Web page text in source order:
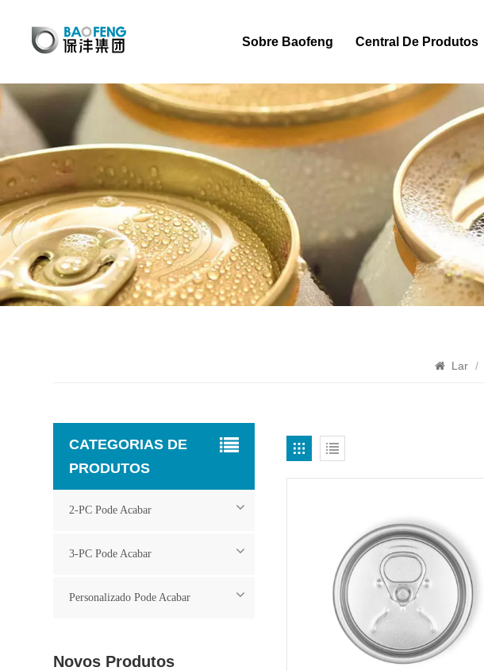
Sobre Baofeng Central De Produtos
Lar /
CATEGORIAS DE
PRODUTOS
2-PC Pode Acabar
3-PC Pode Acabar
Personalizado Pode Acabar
Novos Produtos